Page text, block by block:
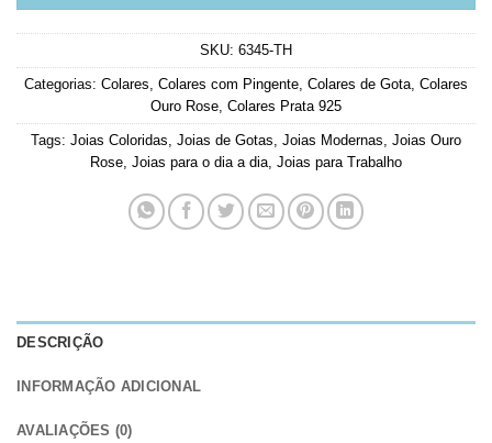
SKU: 6345-TH
Categorias: Colares, Colares com Pingente, Colares de Gota, Colares
Ouro Rose, Colares Prata 925
Tags: Joias Coloridas, Joias de Gotas, Joias Modernas, Joias Ouro
Rose, Joias para o dia a dia, Joias para Trabalho
DESCRIÇÃO
INFORMAÇÃO ADICIONAL
AVALIAÇÕES (0)